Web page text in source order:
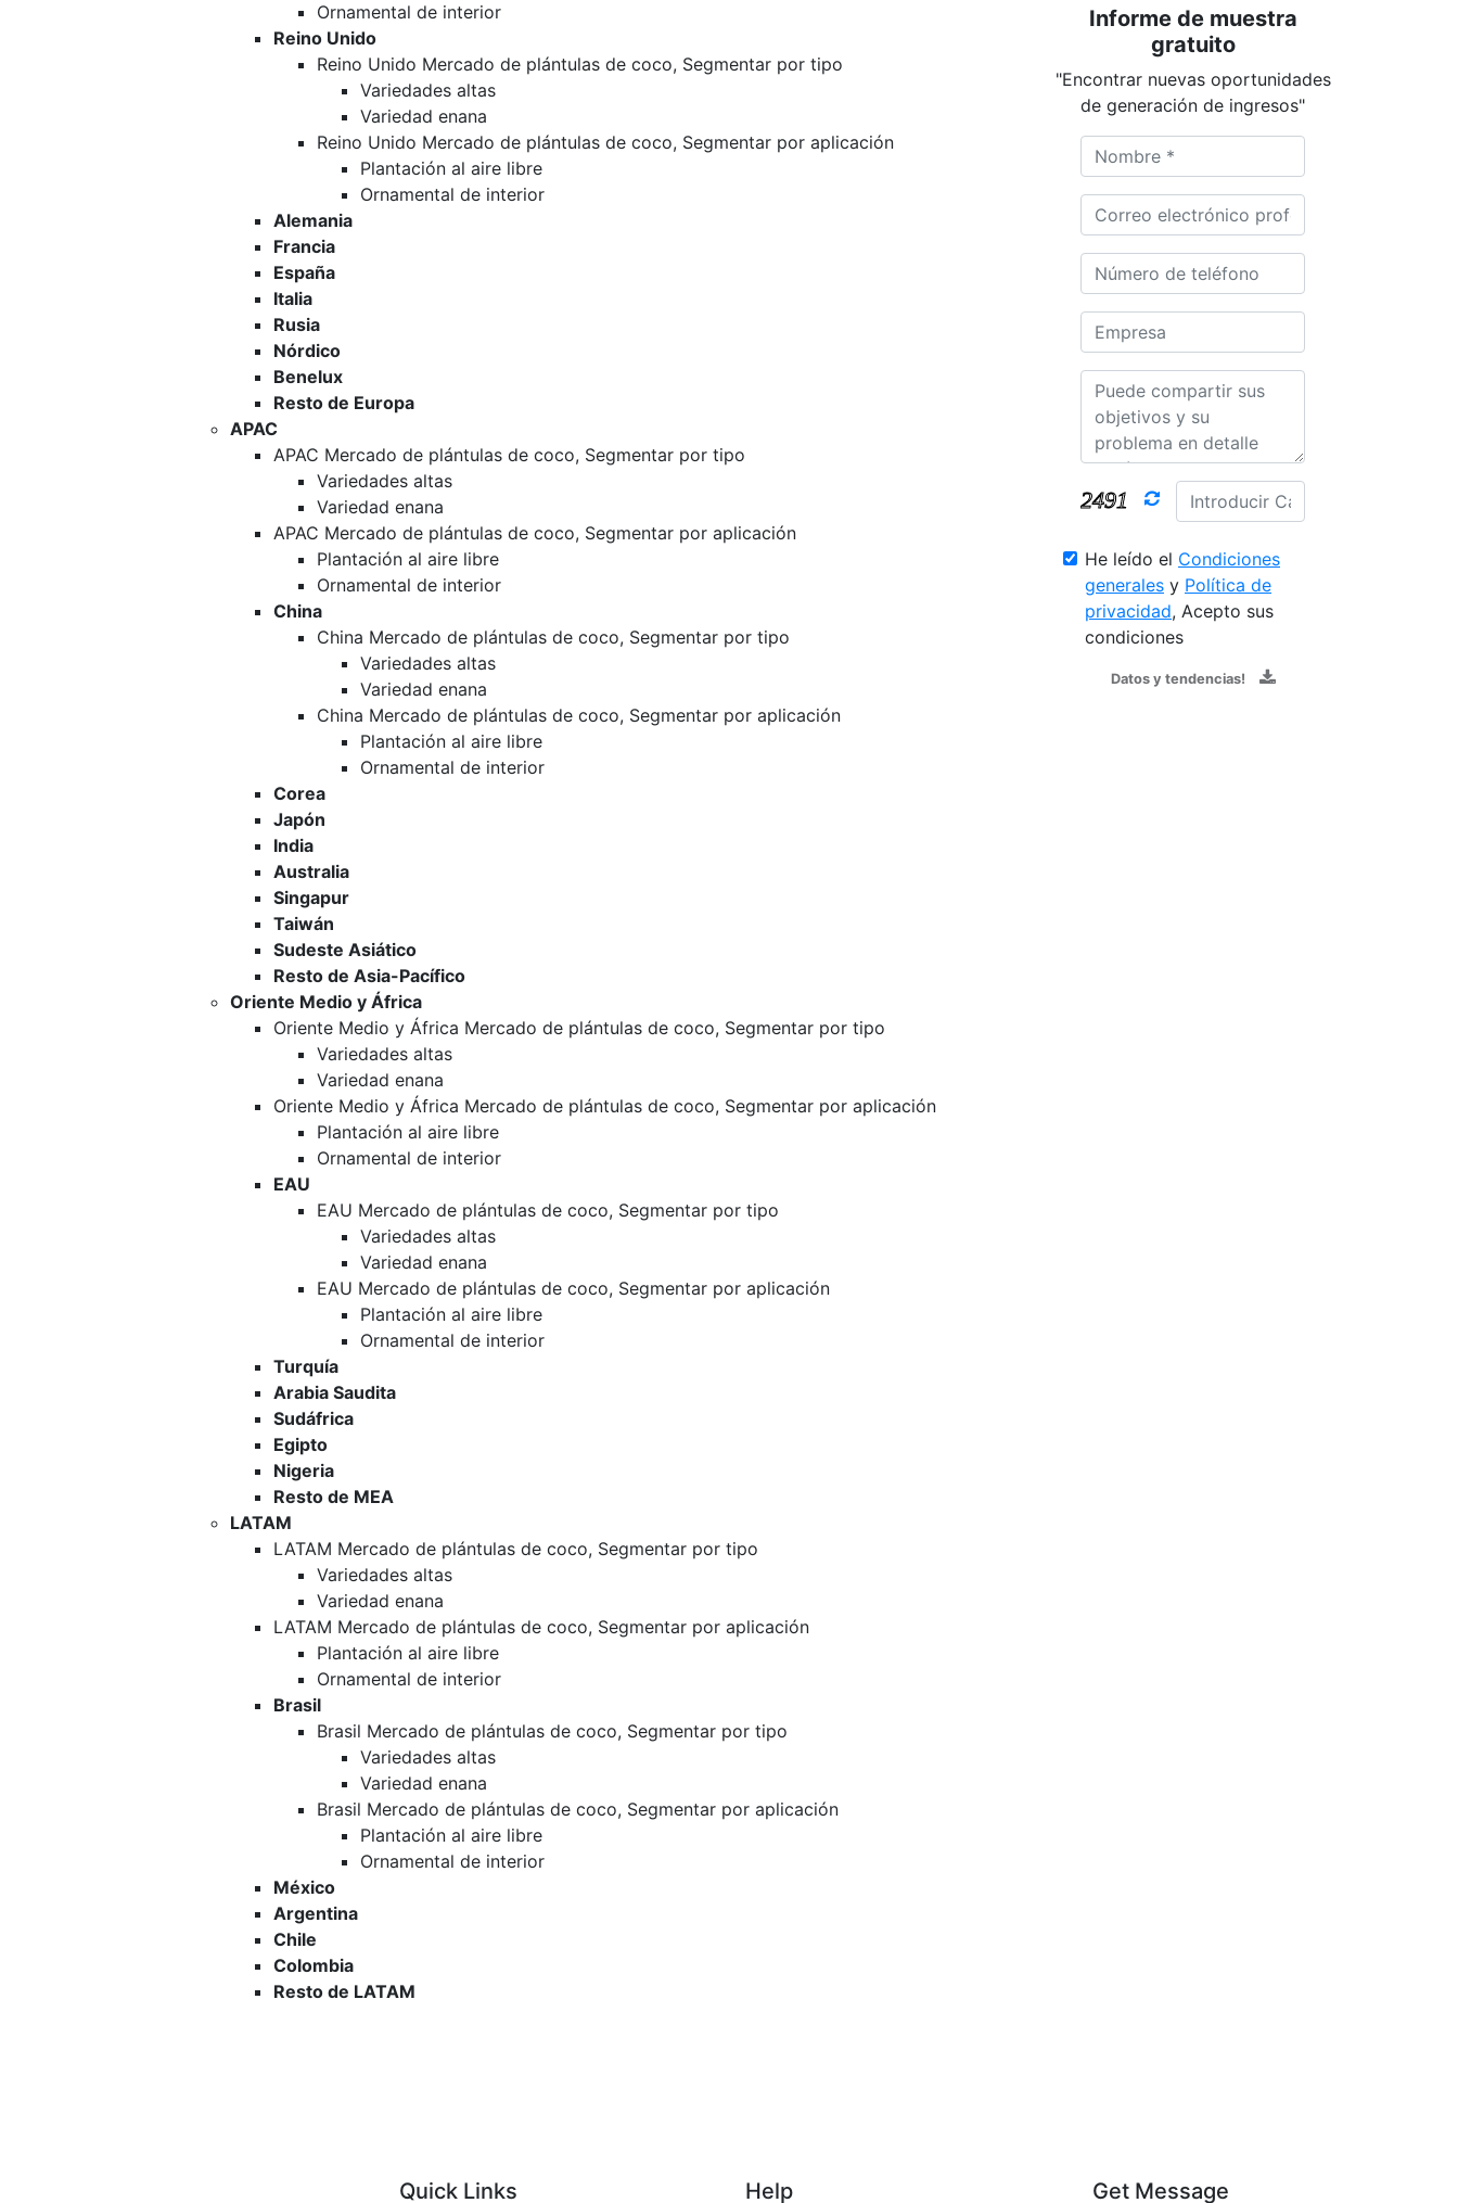
Ornamental de interior
Reino Unido
Reino Unido Mercado de plántulas de coco, Segmentar por tipo
Variedades altas
Variedad enana
Reino Unido Mercado de plántulas de coco, Segmentar por aplicación
Plantación al aire libre
Ornamental de interior
Alemania
Francia
España
Italia
Rusia
Nórdico
Benelux
Resto de Europa
APAC
APAC Mercado de plántulas de coco, Segmentar por tipo
Variedades altas
Variedad enana
APAC Mercado de plántulas de coco, Segmentar por aplicación
Plantación al aire libre
Ornamental de interior
China
China Mercado de plántulas de coco, Segmentar por tipo
Variedades altas
Variedad enana
China Mercado de plántulas de coco, Segmentar por aplicación
Plantación al aire libre
Ornamental de interior
Corea
Japón
India
Australia
Singapur
Taiwán
Sudeste Asiático
Resto de Asia-Pacífico
Oriente Medio y África
Oriente Medio y África Mercado de plántulas de coco, Segmentar por tipo
Variedades altas
Variedad enana
Oriente Medio y África Mercado de plántulas de coco, Segmentar por aplicación
Plantación al aire libre
Ornamental de interior
EAU
EAU Mercado de plántulas de coco, Segmentar por tipo
Variedades altas
Variedad enana
EAU Mercado de plántulas de coco, Segmentar por aplicación
Plantación al aire libre
Ornamental de interior
Turquía
Arabia Saudita
Sudáfrica
Egipto
Nigeria
Resto de MEA
LATAM
LATAM Mercado de plántulas de coco, Segmentar por tipo
Variedades altas
Variedad enana
LATAM Mercado de plántulas de coco, Segmentar por aplicación
Plantación al aire libre
Ornamental de interior
Brasil
Brasil Mercado de plántulas de coco, Segmentar por tipo
Variedades altas
Variedad enana
Brasil Mercado de plántulas de coco, Segmentar por aplicación
Plantación al aire libre
Ornamental de interior
México
Argentina
Chile
Colombia
Resto de LATAM
Informe de muestra
gratuito
"Encontrar nuevas oportunidades
de generación de ingresos"
He leído el Condiciones
generales y Política de
privacidad, Acepto sus
condiciones
Datos y tendencias!
Quick Links Help Get Message